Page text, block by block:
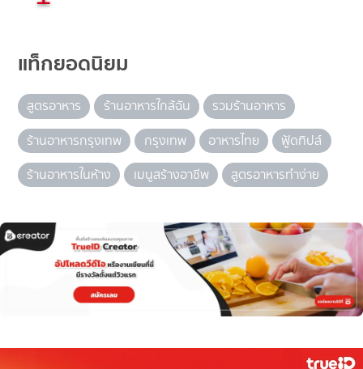
แท็กยอดนิยม
สูตรอาหาร ร้านอาหารใกล้ฉัน
รวมร้านอาหาร
ร้านอาหารกรุงเทพ
กรุงเทพ อาหารไทย
ฟู้ดทิปส์
ร้านอาหารในห้าง
เมนูสร้างอาชีพ สูตรอาหารทำง่าย